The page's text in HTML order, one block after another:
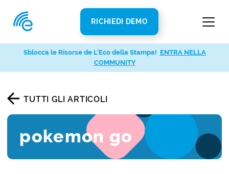
RICHIEDI DEMO
TUTTI GLI ARTICOLI
pokemon go
Sblocca le Risorse de L’Eco della Stampa! ENTRA NELLA
COMMUNITY